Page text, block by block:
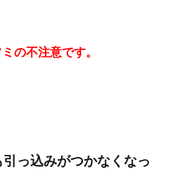
の不注意です。
っ込みがつかなくなっ